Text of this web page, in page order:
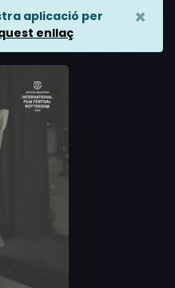
aplicació per
enllaç
×